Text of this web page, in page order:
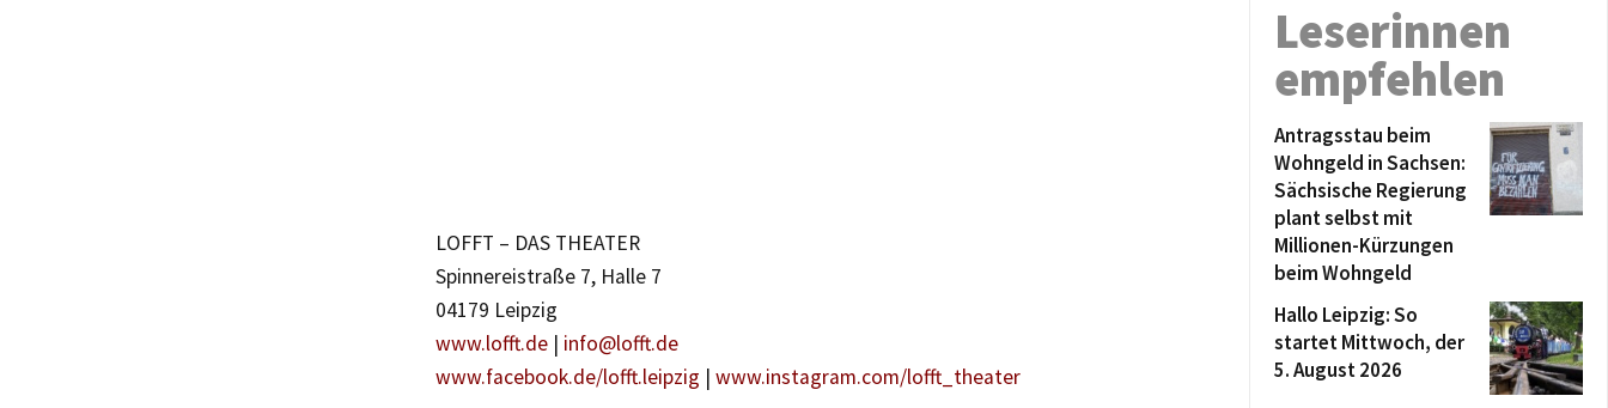
LOFFT – DAS THEATER
Spinnereistraße 7, Halle 7
04179 Leipzig
www.lofft.de | info@lofft.de
www.facebook.de/lofft.leipzig | www.instagram.com/lofft_theater
Leserinnen
empfehlen
Antragsstau beim
Wohngeld in Sachsen:
Sächsische Regierung
plant selbst mit
Millionen-Kürzungen
beim Wohngeld
Hallo Leipzig: So
startet Mittwoch, der
5. August 2026